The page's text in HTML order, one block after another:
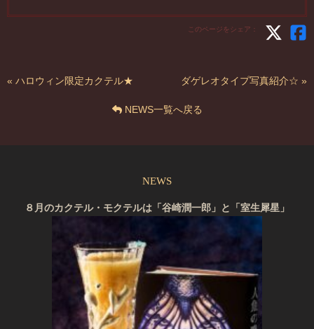
このページをシェア：
« ハロウィン限定カクテル★ ダゲレオタイプ写真紹介☆ »
NEWS一覧へ戻る
NEWS
８月のカクテル・モクテルは「谷崎潤一郎」と「室生犀星」